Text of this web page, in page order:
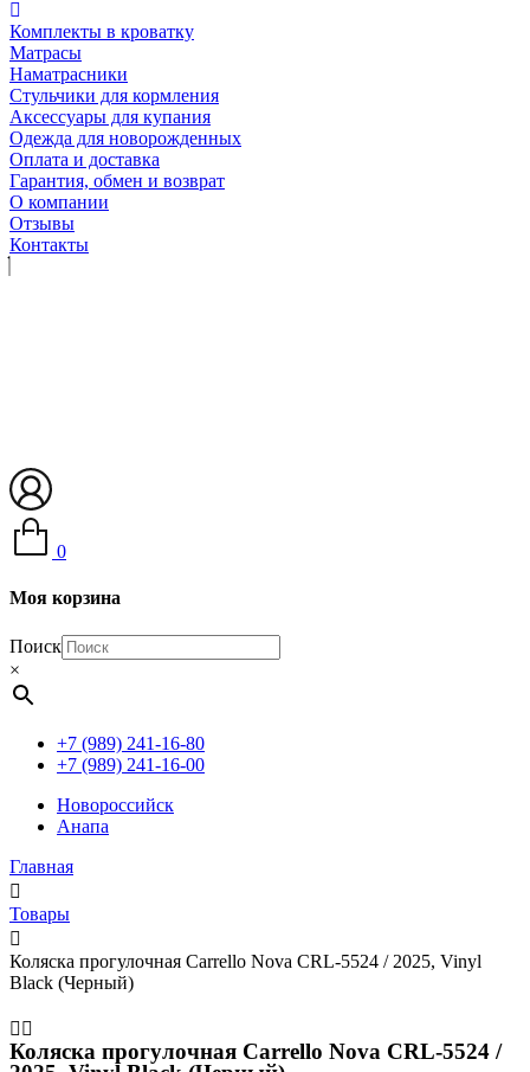
Комплекты в кроватку
Матрасы
Наматрасники
Стульчики для кормления
Аксессуары для купания
Одежда для новорожденных
Оплата и доставка
Гарантия, обмен и возврат
О компании
Отзывы
Контакты
0
Моя корзина
Поиск
×
+7 (989) 241-16-80
+7 (989) 241-16-00
Новороссийск
Анапа
Главная
Товары
Коляска прогулочная Carrello Nova CRL-5524 / 2025, Vinyl
Black (Черный)
Коляска прогулочная Carrello Nova CRL-5524 /